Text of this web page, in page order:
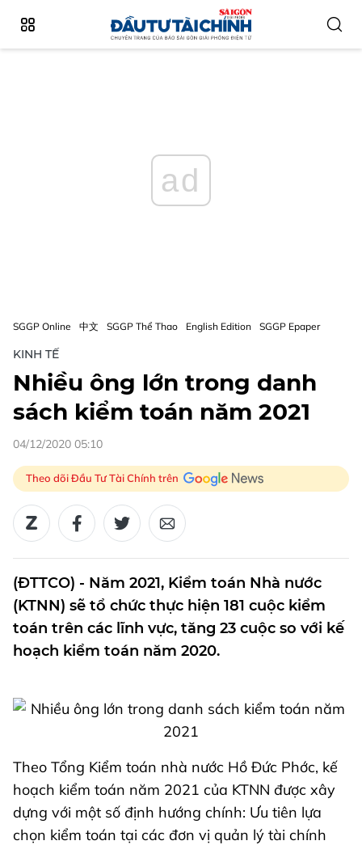
ad
SGGP Online 中文 SGGP Thể Thao English Edition SGGP Epaper
KINH TẾ
Nhiều ông lớn trong danh
sách kiểm toán năm 2021
04/12/2020 05:10
Theo dõi Đầu Tư Tài Chính trên
(ĐTTCO) - Năm 2021, Kiểm toán Nhà nước
(KTNN) sẽ tổ chức thực hiện 181 cuộc kiểm
toán trên các lĩnh vực, tăng 23 cuộc so với kế
hoạch kiểm toán năm 2020.
Theo Tổng Kiểm toán nhà nước Hồ Đức Phớc, kế
hoạch kiểm toán năm 2021 của KTNN được xây
dựng với một số định hướng chính: Ưu tiên lựa
chọn kiểm toán tại các đơn vị quản lý tài chính